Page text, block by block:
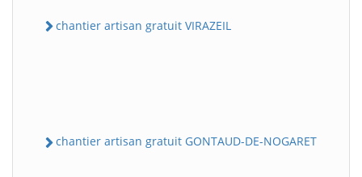
chantier artisan gratuit VIRAZEIL
chantier artisan gratuit GONTAUD-DE-NOGARET